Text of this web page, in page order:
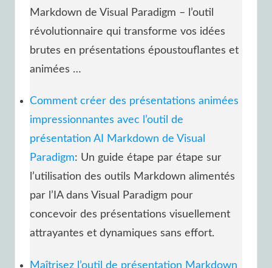
Markdown de Visual Paradigm – l’outil
révolutionnaire qui transforme vos idées
brutes en présentations époustouflantes et
animées …
Comment créer des présentations animées
impressionnantes avec l’outil de
présentation AI Markdown de Visual
Paradigm: Un guide étape par étape sur
l’utilisation des outils Markdown alimentés
par l’IA dans Visual Paradigm pour
concevoir des présentations visuellement
attrayantes et dynamiques sans effort.
Maîtrisez l’outil de présentation Markdown